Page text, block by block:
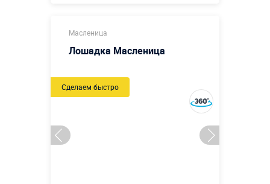
Масленица
Лошадка Масленица
Сделаем быстро